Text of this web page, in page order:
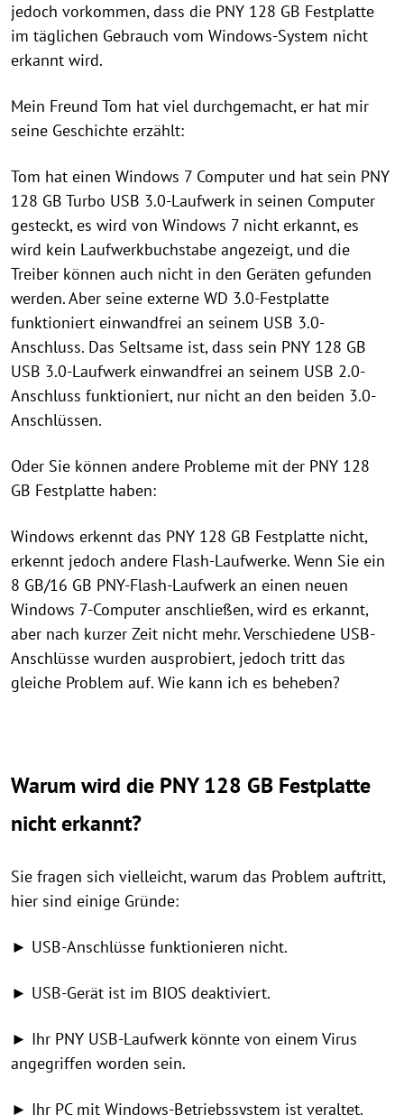
jedoch vorkommen, dass die PNY 128 GB Festplatte
im täglichen Gebrauch vom Windows-System nicht
erkannt wird.
Mein Freund Tom hat viel durchgemacht, er hat mir
seine Geschichte erzählt:
Tom hat einen Windows 7 Computer und hat sein PNY
128 GB Turbo USB 3.0-Laufwerk in seinen Computer
gesteckt, es wird von Windows 7 nicht erkannt, es
wird kein Laufwerkbuchstabe angezeigt, und die
Treiber können auch nicht in den Geräten gefunden
werden. Aber seine externe WD 3.0-Festplatte
funktioniert einwandfrei an seinem USB 3.0-
Anschluss. Das Seltsame ist, dass sein PNY 128 GB
USB 3.0-Laufwerk einwandfrei an seinem USB 2.0-
Anschluss funktioniert, nur nicht an den beiden 3.0-
Anschlüssen.
Oder Sie können andere Probleme mit der PNY 128
GB Festplatte haben:
Windows erkennt das PNY 128 GB Festplatte nicht,
erkennt jedoch andere Flash-Laufwerke. Wenn Sie ein
8 GB/16 GB PNY-Flash-Laufwerk an einen neuen
Windows 7-Computer anschließen, wird es erkannt,
aber nach kurzer Zeit nicht mehr. Verschiedene USB-
Anschlüsse wurden ausprobiert, jedoch tritt das
gleiche Problem auf. Wie kann ich es beheben?
Warum wird die PNY 128 GB Festplatte
nicht erkannt?
Sie fragen sich vielleicht, warum das Problem auftritt,
hier sind einige Gründe:
► USB-Anschlüsse funktionieren nicht.
► USB-Gerät ist im BIOS deaktiviert.
► Ihr PNY USB-Laufwerk könnte von einem Virus
angegriffen worden sein.
► Ihr PC mit Windows-Betriebssystem ist veraltet.